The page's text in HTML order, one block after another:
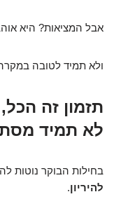
אבל המציאות? היא
ולא תמיד לטובה
תזמון זה
לא תמיד
בחילות הבוקר נוטות
להיריון.